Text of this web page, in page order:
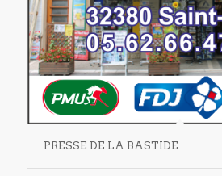
PRESSE DE LA BASTIDE